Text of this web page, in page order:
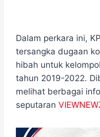
Dalam perkara ini,
tersangka dugaan
hibah untuk
tahun 2019-2022.
melihat berbagai
seputaran